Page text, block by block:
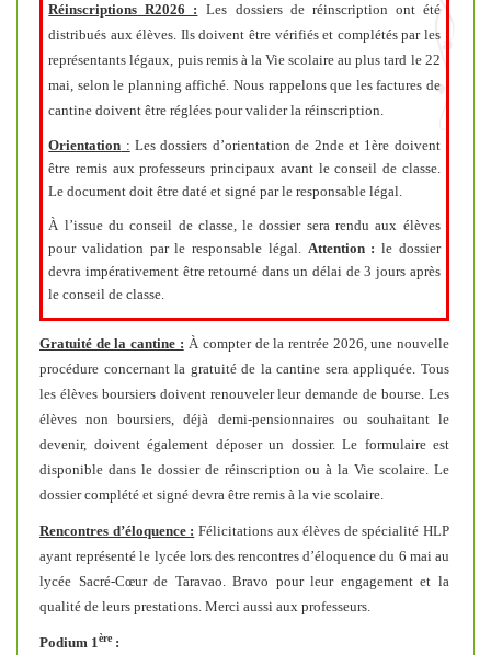
Mercredi 03 juin 2026-Mercredi 30 septembre 2026
Gratuité de la cantine,
signature de la convention
Le président du gouvernement et la ministre de l'éducation
signent la convention le 28
En savoir plus
Mercredi 03 juin 2026
Réinscriptions R2026 :
Les dossiers de réinscription ont été
distribués aux élèves. Ils doivent être vérifiés et complétés par les
représentants légaux, puis remis à la Vie scolaire au plus tard le 22
mai, selon le planning affiché. Nous rappelons que les factures de
cantine doivent être réglées pour valider la réinscription.
Orientation : Les dossiers d’orientation de 2nde et 1ère doivent
être remis aux professeurs principaux avant le conseil de classe.
Le document doit être daté et signé par le responsable légal.
À l’issue du conseil de classe, le dossier sera rendu aux élèves
pour validation par le responsable légal. Attention : le dossier
devra impérativement être retourné dans un délai de 3 jours après
le conseil de classe.
Gratuité de la cantine : À compter de la rentrée 2026, une nouvelle
procédure concernant la gratuité de la cantine sera appliquée. Tous
les élèves boursiers doivent renouveler leur demande de bourse. Les
élèves non boursiers, déjà demi-pensionnaires ou souhaitant le
devenir, doivent également déposer un dossier. Le formulaire est
disponible dans le dossier de réinscription ou à la Vie scolaire. Le
dossier complété et signé devra être remis à la vie scolaire.
Rencontres d’éloquence : Félicitations aux élèves de spécialité HLP
ayant représenté le lycée lors des rencontres d’éloquence du 6 mai au
lycée Sacré-Cœur de Taravao. Bravo pour leur engagement et la
qualité de leurs prestations. Merci aussi aux professeurs.
Podium 1ère :